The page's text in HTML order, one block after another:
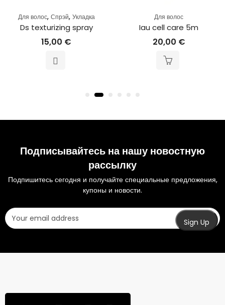
Для волос, Спрэй, Укладка
Ds texturizing spray
15,00 €
Для волос
Iau cell care 5m
20,00 €
Подписывайтесь на нашу новостную
рассылку
Подпишитесь сегодня и получайте специальные предложения,
купоны и новости.